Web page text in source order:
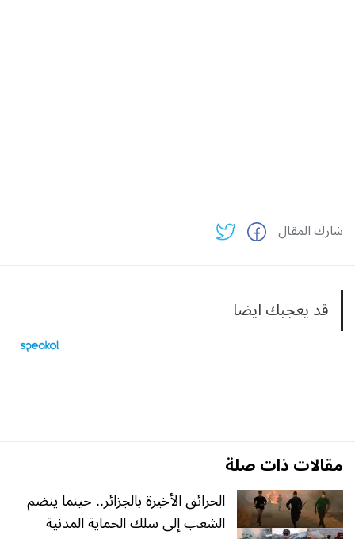
شارك المقال
قد يعجبك ايضا
مقالات ذات صلة
الحرائق الأخيرة بالجزائر.. حينما ينضم
الشعب إلى سلك الحماية المدنية